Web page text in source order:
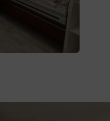
d'épicerie
de